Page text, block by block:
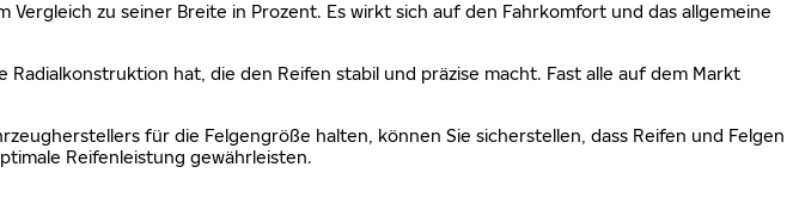
Vergleich zu seiner Breite in Prozent. Es wirkt sich auf den Fahrkomfort und das allgemeine
hat, die den Reifen stabil und präzise macht. Fast alle auf dem Markt
für die Felgengröße halten, können Sie sicherstellen, dass Reifen und Felgen
Reifenleistung gewährleisten.